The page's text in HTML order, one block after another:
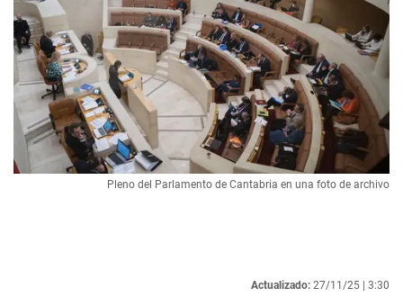
Pleno del Parlamento de Cantabria en una foto de archivo
Actualizado: 27/11/25 | 3:30